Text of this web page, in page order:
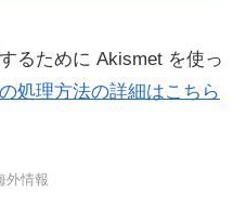
るために Akismet を使っ
処理方法の詳細はこちら
外情報